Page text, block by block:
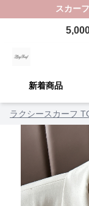
スカーフ
新着商品
ラクシースカーフ